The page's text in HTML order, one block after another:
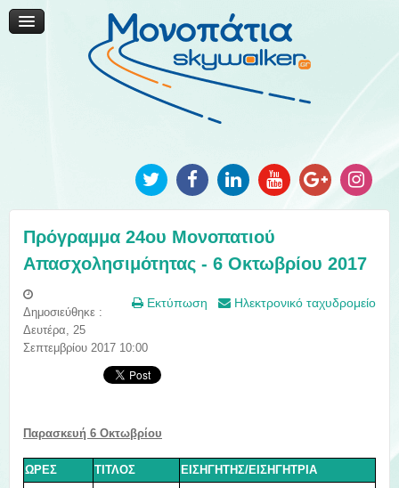
Μονοπάτια Καινοτομίας
Μονοπάτια Τοπικής Ανάπτυξης
Ανακοινώσεις
Φωτογραφίες
Πρόγραμμα 24ου Μονοπατιού
Απασχολησιμότητας - 6 Οκτωβρίου 2017
Εκτύπωση Ηλεκτρονικό ταχυδρομείο
Δημοσιεύθηκε :
Δευτέρα, 25
Σεπτεμβρίου 2017 10:00
Παρασκευή 6 Οκτωβρίου
ΩΡΕΣ ΤΙΤΛΟΣ ΕΙΣΗΓΗΤΗΣ/ΕΙΣΗΓΗΤΡΙΑ